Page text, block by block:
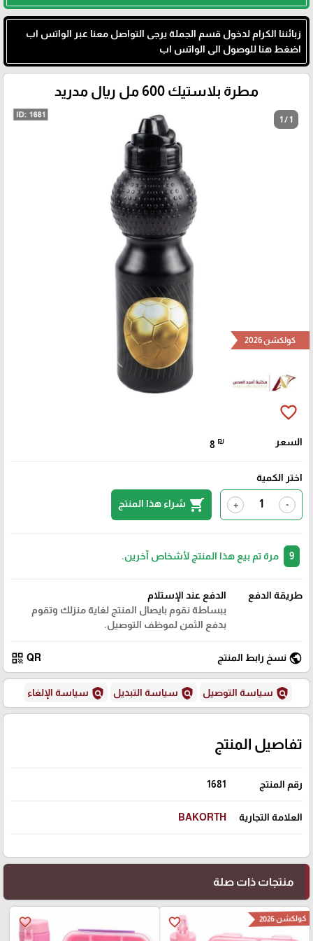
زبائننا الكرام لدخول قسم الجملة يرجى التواصل معنا عبر الواتس اب
اضغط هنا للوصول الى الواتس اب
مطرة بلاستيك 600 مل ريال مدريد
1 / 1
كولكشن 2026
favorite_border
السعر 8 ₪
اختر الكمية
-
+
shopping_cart شراء هذا المنتج
مرة تم بيع هذا المنتج لأشخاص آخرين.
طريقة الدفع
الدفع عند الإستلام
ببساطة نقوم بايصال المنتج لغاية منزلك وتقوم
بدفع الثمن لموظف التوصيل.
public نسخ رابط المنتج QR
qr_code
policy سياسة التوصيل policy سياسة التبديل policy سياسة الإلغاء
تفاصيل المنتج
رقم المنتج 1681
العلامة التجارية BAKORTH
منتجات ذات صلة
favorite_border كولكشن 2026 favorite_border